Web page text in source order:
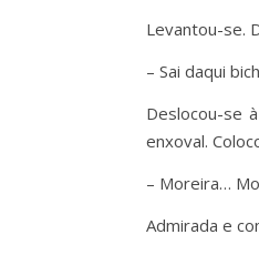
Levantou-se.
– Sai daqui
Deslocou-se
enxoval.
– Moreira…
Admirada e